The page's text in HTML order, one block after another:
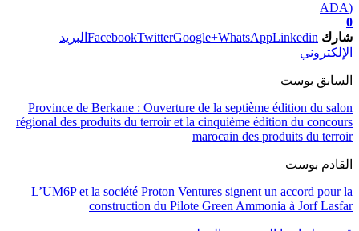
(ADA
0
شارك
FacebookTwitterGoogle+WhatsAppLinkedin
البريد
الإلكتروني
السابق بوست
Province de Berkane : Ouverture de la septième édition du salon
régional des produits du terroir et la cinquième édition du concours
marocain des produits du terroir
القادم بوست
L’UM6P et la société Proton Ventures signent un accord pour la
construction du Pilote Green Ammonia à Jorf Lasfar